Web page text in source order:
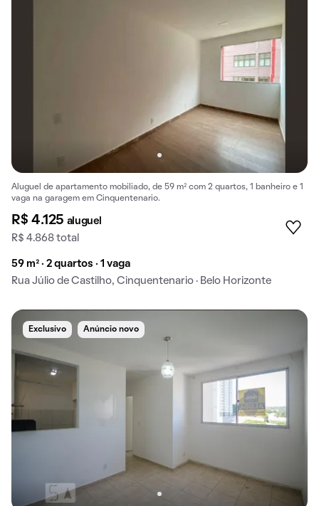
Aluguel de apartamento mobiliado, de 59 m² com 2 quartos, 1 banheiro e 1
vaga na garagem em Cinquentenario.
R$ 4.125 aluguel
R$ 4.868 total
59 m² · 2 quartos · 1 vaga
Rua Júlio de Castilho, Cinquentenario · Belo Horizonte
Exclusivo Anúncio novo